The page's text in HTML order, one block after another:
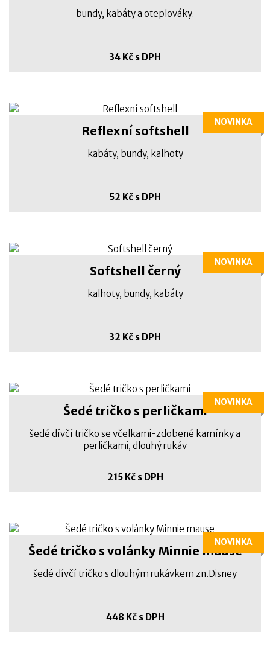
bundy, kabáty a oteplováky.
34 Kč s DPH
Reflexní softshell
kabáty, bundy, kalhoty
52 Kč s DPH
NOVINKA
Softshell černý
kalhoty, bundy, kabáty
32 Kč s DPH
NOVINKA
Šedé tričko s perličkami
šedé dívčí tričko se včelkami-zdobené kamínky a
perličkami, dlouhý rukáv
215 Kč s DPH
NOVINKA
Šedé tričko s volánky Minnie mause
šedé dívčí tričko s dlouhým rukávkem zn.Disney
448 Kč s DPH
NOVINKA